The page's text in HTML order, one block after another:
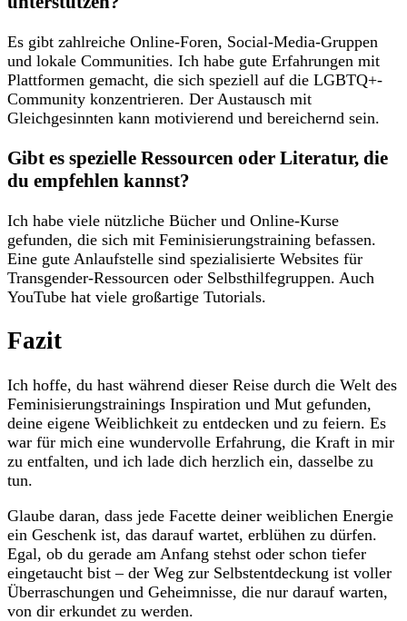
Es gibt zahlreiche Online-Foren, Social-Media-Gruppen
und lokale ⁤Communities. Ich habe ‌gute Erfahrungen mit⁢
Plattformen ‌gemacht, die sich speziell auf⁤ die LGBTQ+-
Community​ konzentrieren.⁤ Der Austausch mit
Gleichgesinnten kann motivierend und⁢ bereichernd sein.
Gibt es spezielle Ressourcen oder Literatur, die
du empfehlen⁣ kannst?
Ich habe viele nützliche Bücher und​ Online-Kurse
⁤gefunden, die sich mit Feminisierungstraining befassen.
Eine gute ⁤Anlaufstelle ⁢sind spezialisierte Websites für
Transgender-Ressourcen oder ‍Selbsthilfegruppen. Auch
YouTube hat viele großartige Tutorials.
Fazit
Ich hoffe, du hast während dieser ⁢Reise durch die Welt des⁤
Feminisierungstrainings Inspiration und Mut gefunden,
‌deine eigene Weiblichkeit zu entdecken‍ und⁣ zu feiern. Es⁣
war für mich​ eine wundervolle Erfahrung, die⁤ Kraft in mir
zu⁤ entfalten, und ich lade dich ​herzlich ein, dasselbe zu
tun.
Glaube daran, ⁣dass jede Facette ​deiner weiblichen Energie​
ein ‌Geschenk ⁤ist, ​das darauf wartet,⁢ erblühen zu dürfen.
Egal, ⁢ob du ⁢gerade ‌am ⁣Anfang stehst⁢ oder​ schon tiefer
eingetaucht bist – der Weg⁤ zur Selbstentdeckung‍ ist voller
Überraschungen und Geheimnisse, die ‍nur ⁢darauf warten,
von dir erkundet zu werden.